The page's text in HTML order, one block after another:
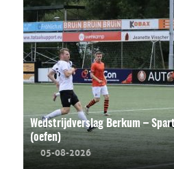
Wedstrijdverslag Berkum –
(oefen)
05-08-2026